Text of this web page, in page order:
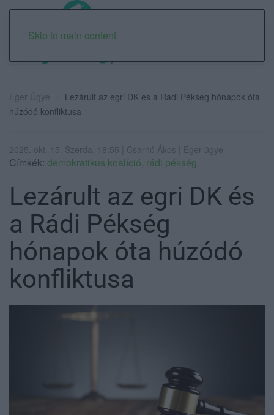
Skip to main content
Eger Ügye
Lezárult az egri DK és a Rádi Pékség hónapok óta
húzódó konfliktusa
2025. okt. 15. Szerda, 18:55 | Csarnó Ákos | Eger ügye
Címkék: demokratikus koalíció, rádi pékség
Lezárult az egri DK és
a Rádi Pékség
hónapok óta húzódó
konfliktusa